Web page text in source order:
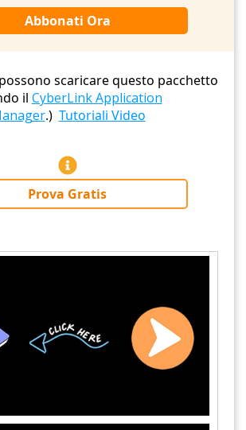
Abbonati Ora
scaricare questo pacchetto
il CyberLink Application
.) Tutoriali Video
Prova Gratis